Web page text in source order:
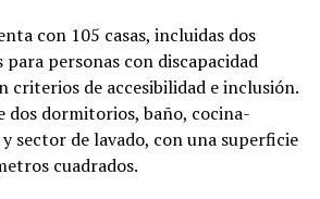
con 105 casas, incluidas dos
para personas con discapacidad
criterios de accesibilidad e inclusión.
dos dormitorios, baño, cocina-
sector de lavado, con una superficie
cuadrados.